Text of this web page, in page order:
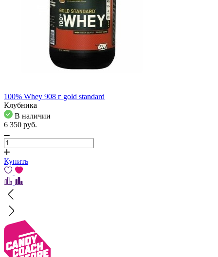
100% Whey 908 г gold standard
Клубника
В наличии
6 350 pуб.
Купить